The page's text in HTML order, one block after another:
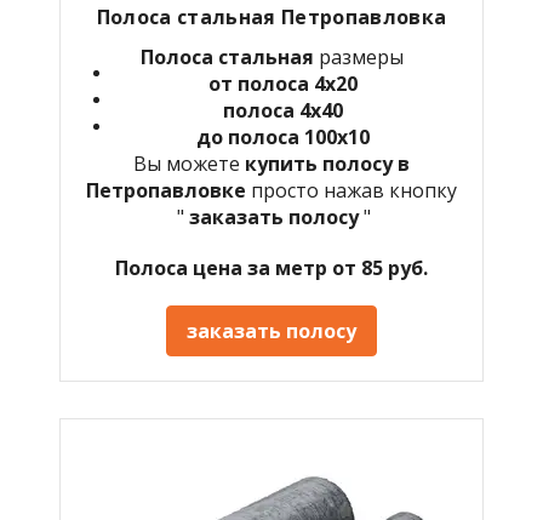
Полоса стальная Петропавловка
Полоса стальная размеры
от полоса 4х20
полоса 4х40
до полоса 100х10
Вы можете купить полосу в
Петропавловке просто нажав кнопку
" заказать полосу"
Полоса цена за метр от 85 руб.
заказать полосу